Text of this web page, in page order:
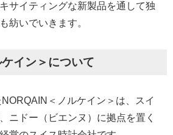
サイティングな新製品を通して独
紡いでいきます。
イン＞について
＜ノルケイン＞は、スイ
ニドー（ビエンヌ）に拠点を置く